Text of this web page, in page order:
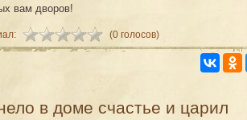
вам дворов!
(0 голосов)
в доме счастье и царил